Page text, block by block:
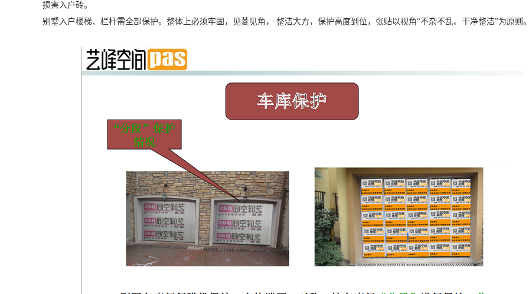
损害入户砖。
别墅入户楼梯、栏杆需全部保护。整体上必须牢固，见菱见角， 整洁大方，保护高度到位，张贴以视角“不杂不乱、干净整洁”为原则。